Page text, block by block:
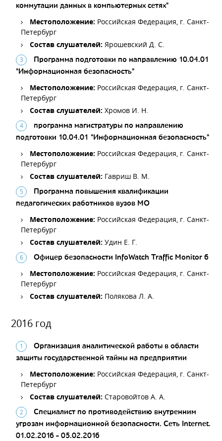
коммутации данных в компьютерных сетях"
Местоположение: Российская Федерация, г. Санкт-
Петербург
Состав слушателей:Ярошевский Д. С.
Программа подготовки по направлению 10.04.01
"Информационная безопасность"
Местоположение: Российская Федерация, г. Санкт-
Петербург
Состав слушателей:Хромов И. Н.
программа магистратуры по направлению
подготовки 10.04.01 "Информационная безопасность"
Местоположение: Российская Федерация, г. Санкт-
Петербург
Состав слушателей: Гавриш В. М.
Программа повышения квалификации
педагогических работников вузов МО
Местоположение: Российская Федерация, г. Санкт-
Петербург
Состав слушателей:Удин Е. Г.
Офицер безопасности InfoWatch Traffic Monitor 6
Местоположение: Российская Федерация, г. Санкт-
Петербург
Состав слушателей: Полякова Л. А.
2016 год
Организация аналитической работы в области
защиты государственной тайны на предприятии
Местоположение: Российская Федерация, г. Санкт-
Петербург
Состав слушателей:Старовойтов А. А.
Специалист по противодействию внутренним
угрозам информационной безопасности. Сеть Internet.
01.02.2016 - 05.02.2016